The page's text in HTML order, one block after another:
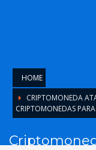
HOME
CRIPTOMONEDA
CRIPTOMONEDAS